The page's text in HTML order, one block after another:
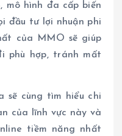
mô hình đa cấp biến
đầu tư lợi nhuận phi
của MMO sẽ giúp
phù hợp, tránh mất
sẽ cùng tìm hiểu chi
của lĩnh vực này và
tiềm năng nhất